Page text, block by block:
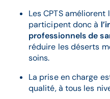
Les CPTS
participent donc à
professionnels de
réduire les déserts
soins.
La prise en charge
qualité, à tous les